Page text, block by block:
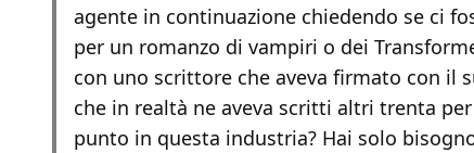
agente in continuazione chiedendo se ci
per un romanzo di vampiri o dei
con uno scrittore che aveva firmato con il
che in realtà ne aveva scritti altri trenta
punto in questa industria? Hai solo